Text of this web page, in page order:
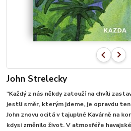
John Strelecky
"Každý z nás někdy zatouží na chvíli
jestli směr, kterým jdeme, je opravdu ten
John znovu ocitá v tajuplné Kavárně na
kdysi změnilo život. V atmosféře